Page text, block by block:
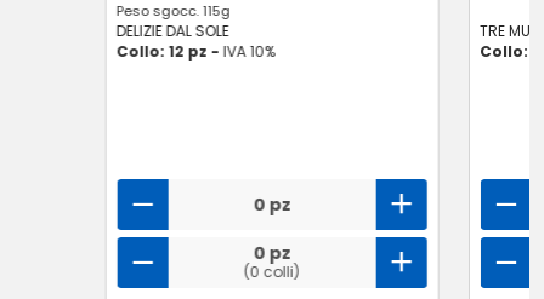
Peso sgocc. 115g
DELIZIE DAL SOLE
Collo: 12 pz - IVA 10%
0 pz
0 pz
(0 colli)
TRE
Collo: